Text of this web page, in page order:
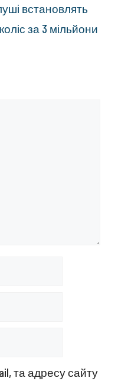
встановлять
за 3 мільйони
та адресу сайту